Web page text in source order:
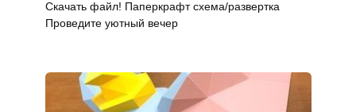
Скачать файл! Паперкрафт схема/развертка
Проведите уютный вечер